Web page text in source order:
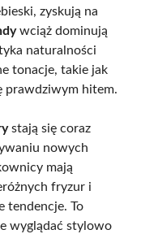
zyskują na
wciąż dominują
naturalności
tonacje, takie jak
prawdziwym hitem.
stają się coraz
nowych
mają
fryzur i
tendencje. To
wyglądać stylowo